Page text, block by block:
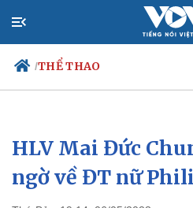
/THỂ THAO
Chính trị
Đảng
Tổ chức nhân sự
HLV Mai Đức
ngờ về ĐT nữ